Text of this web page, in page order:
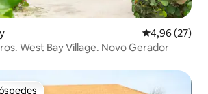
Classificação
4,96 (27)
West Bay Village. Novo Gerador